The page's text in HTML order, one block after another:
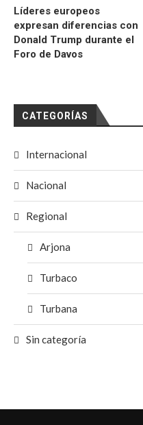
Líderes europeos
expresan diferencias con
Donald Trump durante el
Foro de Davos
CATEGORÍAS
Internacional
Nacional
Regional
Arjona
Turbaco
Turbana
Sin categoría